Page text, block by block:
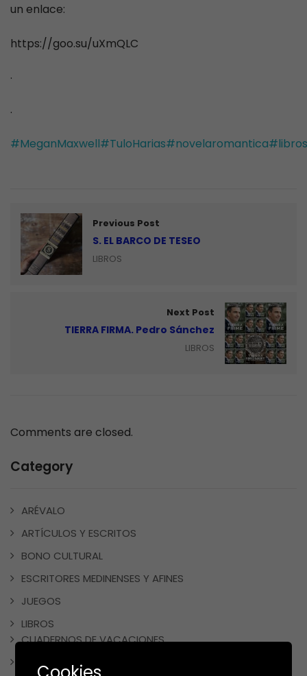
un enlace:
https://goo.su/uXmQLC
.
.
#MeganMaxwell#TuloHarias#novelaromantica#libros
Previous Post
S. EL BARCO DE TESEO
LIBROS
Next Post
TIERRA FIRMA. Pedro Sánchez
LIBROS
Comments are closed.
Category
ARÉVALO
ARTÍCULOS Y ESCRITOS
BONO CULTURAL
ESCRITORES MEDINENSES Y AFINES
JUEGOS
LIBROS
CUADERNOS DE VACACIONES
LIBROS DE COCINA